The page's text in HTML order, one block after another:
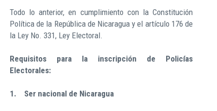
Todo lo anterior, en cumplimiento con la Constitución
Política de la República de Nicaragua y el artículo 176 de
la Ley No. 331, Ley Electoral.
Requisitos para la inscripción de Policías
Electorales:
1. Ser nacional de Nicaragua